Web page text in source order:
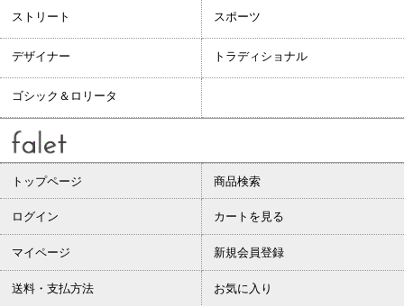
ストリート スポーツ
デザイナー トラディショナル
ゴシック＆ロリータ
トップページ 商品検索
ログイン カートを見る
マイページ 新規会員登録
送料・支払方法 お気に入り